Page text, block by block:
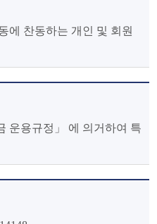
에 찬동하는 개인 및 회원
운용규정」 에 의거하여 특